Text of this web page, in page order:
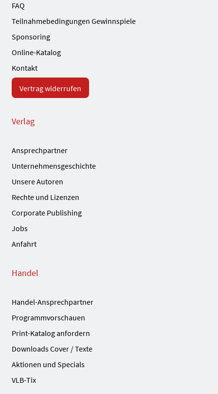
FAQ
Teilnahmebedingungen Gewinnspiele
Sponsoring
Online-Katalog
Kontakt
Vertrag widerrufen
Verlag
Ansprechpartner
Unternehmensgeschichte
Unsere Autoren
Rechte und Lizenzen
Corporate Publishing
Jobs
Anfahrt
Handel
Handel-Ansprechpartner
Programmvorschauen
Print-Katalog anfordern
Downloads Cover / Texte
Aktionen und Specials
VLB-Tix